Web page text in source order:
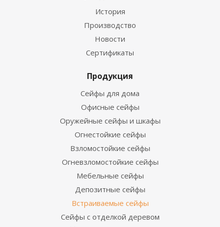
История
Производство
Новости
Сертификаты
Продукция
Сейфы для дома
Офисные сейфы
Оружейные сейфы и шкафы
Огнестойкие сейфы
Взломостойкие сейфы
Огневзломостойкие сейфы
Мебельные сейфы
Депозитные сейфы
Встраиваемые сейфы
Сейфы с отделкой деревом